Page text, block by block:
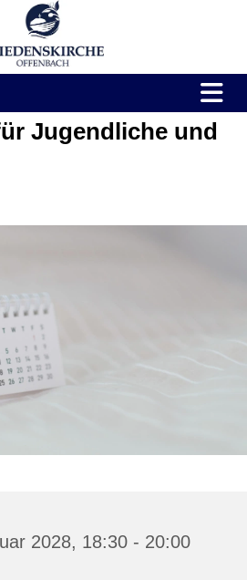
Jugendliche und
2028, 18:30 - 20:00